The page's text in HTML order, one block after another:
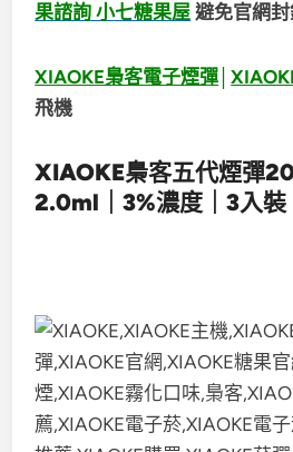
果諮詢 小七糖果屋 避免官網
XIAOKE梟客電子煙彈 │
飛機
XIAOKE梟客五代煙彈20
2.0ml｜3%濃度｜3入裝